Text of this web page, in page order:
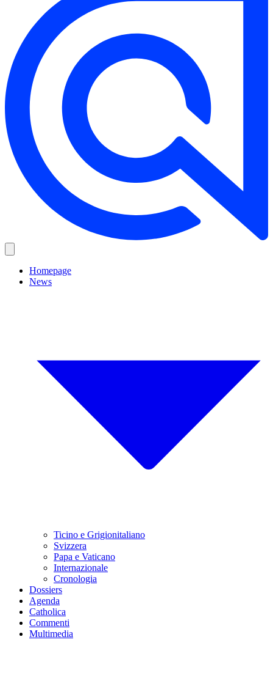
Homepage
News
Ticino e Grigionitaliano
Svizzera
Papa e Vaticano
Internazionale
Cronologia
Dossiers
Agenda
Catholica
Commenti
Multimedia